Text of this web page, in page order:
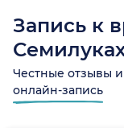
Запись к
Честные отзывы
онлайн-запись